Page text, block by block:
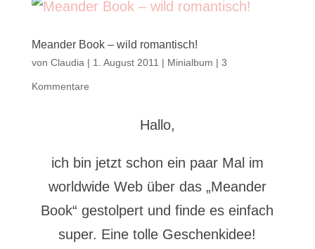
Meander Book – wild romantisch!
von Claudia | 1. August 2011 | Minialbum | 3
Kommentare
Hallo,
ich bin jetzt schon ein paar Mal im
worldwide Web über das „Meander
Book“ gestolpert und finde es einfach
super. Eine tolle Geschenkidee!